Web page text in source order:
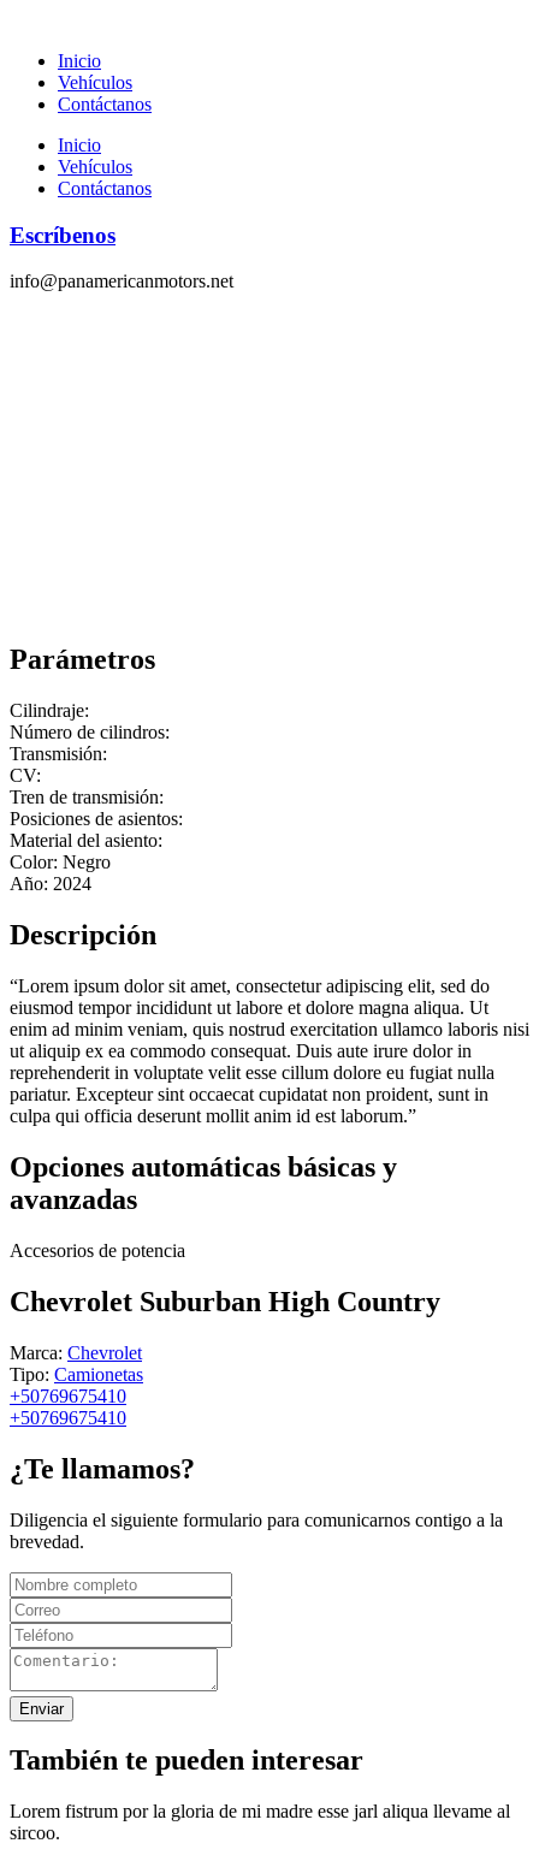
contenido
Inicio
Vehículos
Contáctanos
Inicio
Vehículos
Contáctanos
Escríbenos
info@panamericanmotors.net
Parámetros
Cilindraje:
Número de cilindros:
Transmisión:
CV:
Tren de transmisión:
Posiciones de asientos:
Material del asiento:
Color: Negro
Año: 2024
Descripción
“Lorem ipsum dolor sit amet, consectetur adipiscing elit, sed do
eiusmod tempor incididunt ut labore et dolore magna aliqua. Ut
enim ad minim veniam, quis nostrud exercitation ullamco laboris nisi
ut aliquip ex ea commodo consequat. Duis aute irure dolor in
reprehenderit in voluptate velit esse cillum dolore eu fugiat nulla
pariatur. Excepteur sint occaecat cupidatat non proident, sunt in
culpa qui officia deserunt mollit anim id est laborum.”
Opciones automáticas básicas y
avanzadas
Accesorios de potencia
Chevrolet Suburban High Country
Marca: Chevrolet
Tipo: Camionetas
+50769675410
+50769675410
¿Te llamamos?
Diligencia el siguiente formulario para comunicarnos contigo a la
brevedad.
Enviar
También te pueden interesar
Lorem fistrum por la gloria de mi madre esse jarl aliqua llevame al
sircoo.